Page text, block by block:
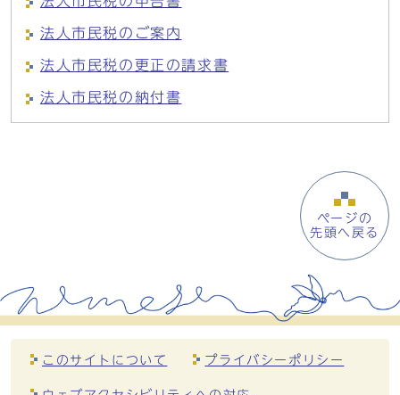
法人市民税のご案内
法人市民税の更正の請求書
法人市民税の納付書
ページの
先頭へ戻る
このサイトについて プライバシーポリシー